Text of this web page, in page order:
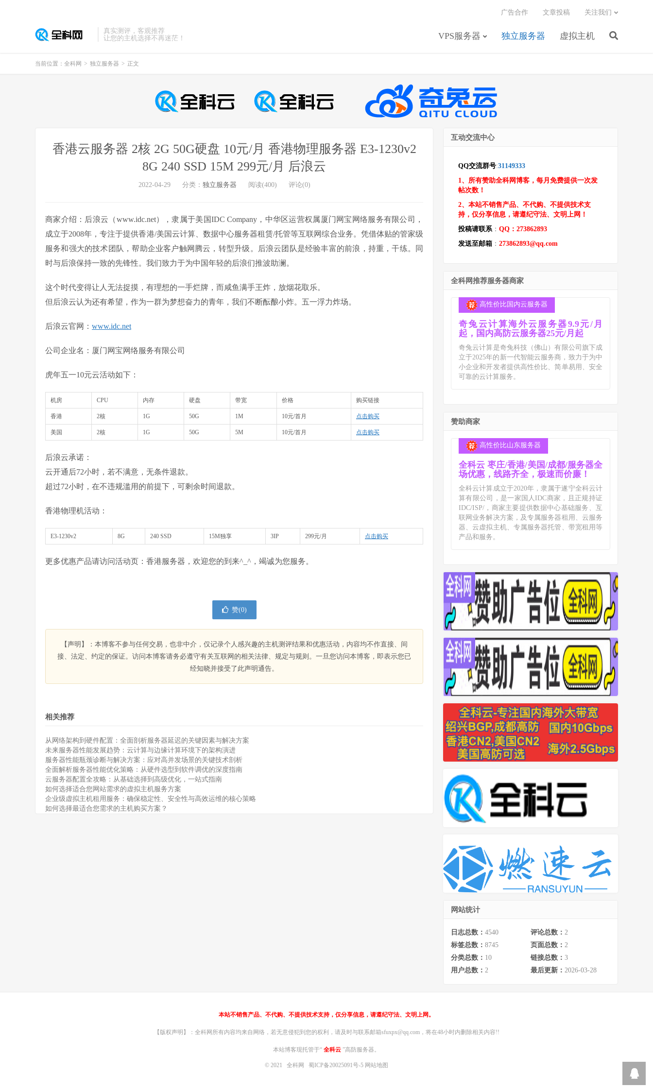
真实测评，客观推荐
让您的主机选择不再迷茫！
VPS服务器 独立服务器 虚拟主机
广告合作 文章投稿 关注我们
当前位置： 全科网 > 独立服务器 > 正文
香港云服务器 2核 2G 50G硬盘 10元/月 香港物理服务器 E3-1230v2
8G 240 SSD 15M 299元/月 后浪云
2022-04-29 分类： 独立服务器 阅读(400) 评论(0)
商家介绍：后浪云（www.idc.net），隶属于美国IDC Company，中华区运营权属厦门网宝网络服务有限公司，
成立于2008年，专注于提供香港/美国云计算、数据中心服务器租赁/托管等互联网综合业务。凭借体贴的管家级
服务和强大的技术团队，帮助企业客户触网腾云，转型升级。后浪云团队是经验丰富的前浪，持重，干练。同
时与后浪保持一致的先锋性。我们致力于为中国年轻的后浪们推波助澜。
这个时代变得让人无法捉摸，有理想的一手烂牌，而咸鱼满手王炸，放烟花取乐。
但后浪云认为还有希望，作为一群为梦想奋力的青年，我们不断酝酿小炸。五一浮力炸场。
后浪云官网 ： www.idc.net
公司企业名 ：厦门网宝网络服务有限公司
虎年五一10元云活动如下：​
机房 ​CPU 内存 硬盘 带宽 价格 购买链接
香港 2核 1G 50G 1M 10元/首月 点击购买
美国 2核 1G 50G 5M 10元/首月 点击购买
后浪云承诺：
云开通后72小时，若不满意，无条件退款。
超过72小时，在不违规滥用的前提下，可剩余时间退款。
香港物理机活动：
E3-1230v2 8G 240 SSD 15M独享 3IP 299元/月 点击购买
更多优惠产品请访问活动页：香港服务器，欢迎您的到来^_^，竭诚为您服务。
赞(0)
【声明】：本博客不参与任何交易，也非中介，仅记录个人感兴趣的主机测评结果和优惠活动，内容均不作直接、间
接、法定、约定的保证。访问本博客请务必遵守有关互联网的相关法律、规定与规则。一旦您访问本博客，即表示您已
经知晓并接受了此声明通告。
相关推荐
从网络架构到硬件配置：全面剖析服务器延迟的关键因素与解决方案
未来服务器性能发展趋势：云计算与边缘计算环境下的架构演进
服务器性能瓶颈诊断与解决方案：应对高并发场景的关键技术剖析
全面解析服务器性能优化策略：从硬件选型到软件调优的深度指南
云服务器配置全攻略：从基础选择到高级优化，一站式指南
如何选择适合您网站需求的虚拟主机服务方案
企业级虚拟主机租用服务：确保稳定性、安全性与高效运维的核心策略
如何选择最适合您需求的主机购买方案？
互动交流中心
QQ交流群号:31149333
1、所有赞助全科网博客，每月免费提供一次发
帖次数！
2、本站不销售产品、不代购、不提供技术支
持，仅分享信息，请遵纪守法、文明上网！
投稿请联系： QQ：273862893
发送至邮箱 ： 273862893@qq.com
全科网推荐服务器商家
高性价比国内云服务器
奇兔云计算海外云服务器9.9元/月
起，国内高防云服务器25元/月起
奇兔云计算是奇兔科技（佛山）有限公司旗下成
立于2025年的新一代智能云服务商，致力于为中
小企业和开发者提供高性价比、简单易用、安全
可靠的云计算服务。
赞助商家
高性价比山东服务器
全科云 枣庄/香港/美国/成都/服务器全
场优惠，线路齐全，极速而价廉！
全科云计算成立于2020年，隶属于遂宁全科云计
算有限公司，是一家国人IDC商家，且正规持证
IDC/ISP/，商家主要提供数据中心基础服务、互
联网业务解决方案，及专属服务器租用、云服务
器、云虚拟主机、专属服务器托管、带宽租用等
产品和服务。
网站统计
日志总数： 4540 评论总数： 2
标签总数： 8745 页面总数： 2
分类总数： 10 链接总数： 3
用户总数： 2 最后更新： 2026-03-28
本站不销售产品、不代购、不提供技术支持，仅分享信息，请遵纪守法、文明上网。
【版权声明】：全科网所有内容均来自网络，若无意侵犯到您的权利，请及时与联系邮箱sfuxpx@qq.com，将在48小时内删除相关内容!!
本站博客现托管于“ 全科云 ”高防服务器。
© 2021 全科网 蜀ICP备20025091号-5 网站地图